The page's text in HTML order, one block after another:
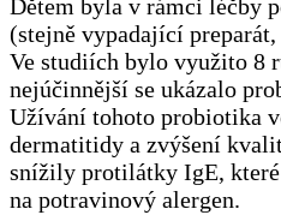
Dětem byla v rámci léčby
(stejně vypadající
Ve studiích bylo využito 8
nejúčinnější se ukázalo
Užívání tohoto probiotika
dermatitidy a zvýšení
snížily protilátky IgE, které
na potravinový alergen.